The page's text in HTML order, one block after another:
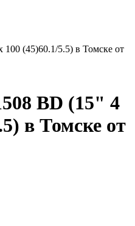
(45)60.1/5.5) в Томске от
BD (15" 4
в Томске от